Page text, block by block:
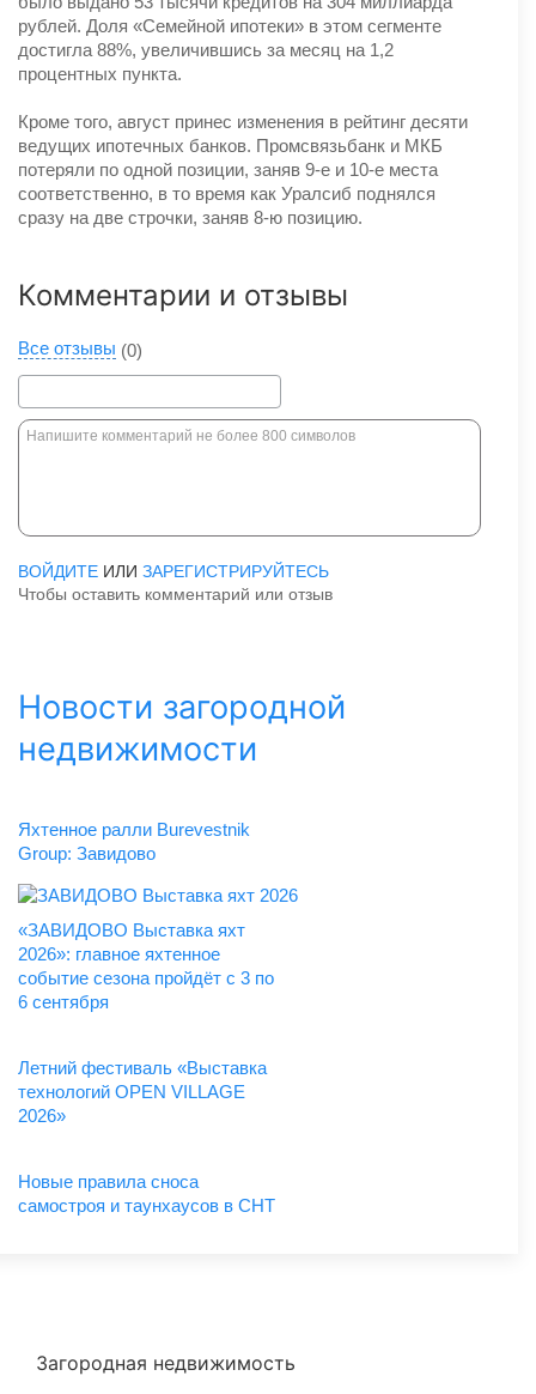
рублей. Доля «Семейной ипотеки» в этом сегменте
достигла 88%, увеличившись за месяц на 1,2
процентных пункта.
Кроме того, август принес изменения в рейтинг десяти
ведущих ипотечных банков. Промсвязьбанк и МКБ
потеряли по одной позиции, заняв 9-е и 10-е места
соответственно, в то время как Уралсиб поднялся
сразу на две строчки, заняв 8-ю позицию.
Комментарии и отзывы
Все отзывы (0)
ВОЙДИТЕ ИЛИ ЗАРЕГИСТРИРУЙТЕСЬ
Чтобы оставить комментарий или отзыв
Новости загородной
недвижимости
Яхтенное ралли Burevestnik
Group: Завидово
«ЗАВИДОВО Выставка яхт
2026»: главное яхтенное
событие сезона пройдёт с 3 по
6 сентября
Летний фестиваль «Выставка
технологий OPEN VILLAGE
2026»
Новые правила сноса
самостроя и таунхаусов в СНТ
Загородная недвижимость